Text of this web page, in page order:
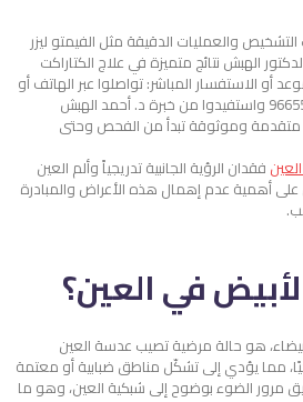
والعمليات الدقيقة مثل الفيمتو ليزر
الهبش نتائج متميزة في علاج الكتاراكت
أو الاستفسار المباشر: تواصلوا عبر الهاتف أو
الواتساب على الرقم +966557917143 واستفيدوا من خبرة د. أحمد الهبش
متقدمة وموثوقة تبدأ من الفحص وحتى
فقدان الرؤية الجانبية تدريجياً وألم العين
على أهمية عدم إهمال هذه الأعراض والمبادرة
في العين؟
هو حالة مرضية تصيب عدسة العين
مما يؤدي إلى تشكّل مناطق ضبابية أو معتمة
مرور الضوء بوضوح إلى شبكية العين، وهو ما